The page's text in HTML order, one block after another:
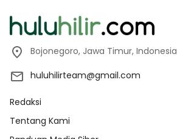
Bojonegoro, Jawa Timur, Indonesia
huluhilirteam@gmail.com
Redaksi
Tentang Kami